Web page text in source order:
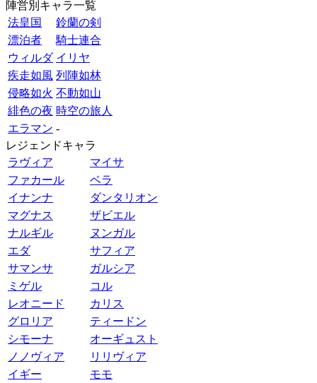
陣営別キャラ一覧
法皇国
鈴蘭の剣
漂泊者
騎士連合
ウィルダ イリヤ
疾走如風 列陣如林
侵略如火 不動如山
緋色の夜 時空の旅人
エラマン -
レジェンドキャラ
ラヴィア
マイサ
ファカール
ベラ
イナンナ
ダンタリオン
マグナス
ザビエル
ナルギル
ヌンガル
エダ
サフィア
サマンサ
ガルシア
ミゲル
コル
レオニード
カリス
グロリア
ティードン
シモーナ
オーギュスト
ノノヴィア
リリヴィア
イギー
モモ